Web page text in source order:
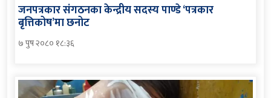
जनपत्रकार संगठनका केन्द्रीय सदस्य पाण्डे ‘पत्रकार
बृत्तिकोष’मा छनोट
७ पुष २०८० १८:३६